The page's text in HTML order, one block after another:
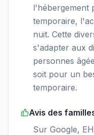
l'hébergement
temporaire,
nuit. Cette
s'adapter aux
personnes
soit pour un
temporaire.
Avis des
Sur Google,